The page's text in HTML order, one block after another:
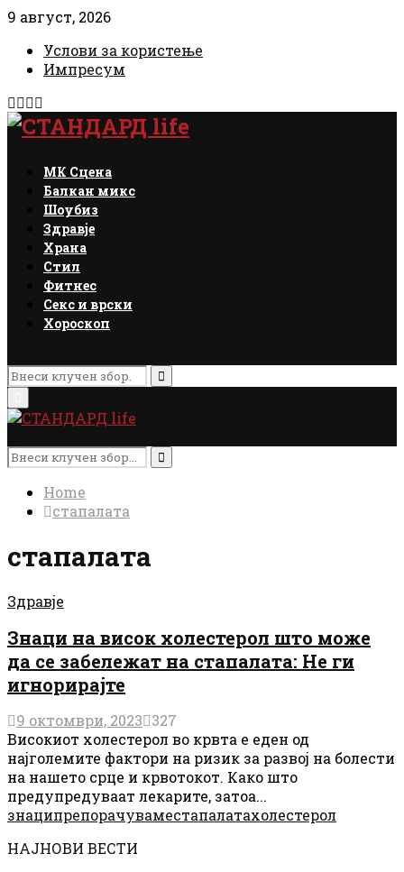
9 август, 2026
Услови за користење
Импресум
Facebook
Instagram
Email
МК Сцена
Балкан микс
Шоубиз
Здравје
Храна
Стил
Фитнес
Секс и врски
Хороскоп
Search
for:
Search
Menu
Search
for:
Search
Home
стапалата
стапалата
Здравје
Знаци на висок холестерол што може
да се забележат на стапалата: Не ги
игнорирајте
9 октомври, 2023 327
Високиот холестерол во крвта е еден од
најголемите фактори на ризик за развој на болести
на нашето срце и крвотокот. Како што
предупредуваат лекарите, затоа...
знаципрепорачуваместапалатахолестерол
НАЈНОВИ ВЕСТИ